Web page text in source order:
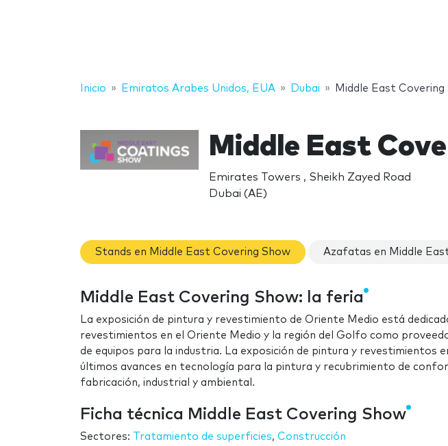
Inicio Emiratos Arabes Unidos, EUA Dubai Middle East Covering
Middle East
Emirates Towers , Sheikh Zayed Road
Dubai (AE)
Stands en Middle East Covering Show Azafatas en Middle
Middle East Covering Show: la feria
La exposición de pintura y revestimiento de Oriente Medio está
revestimientos en el Oriente Medio y la región del Golfo como
de equipos para la industria. La exposición de pintura y revestimientos
últimos avances en tecnología para la pintura y recubrimiento de
fabricación, industrial y ambiental.
Ficha técnica Middle East Covering Show
Sectores: Tratamiento de superficies, Construcción